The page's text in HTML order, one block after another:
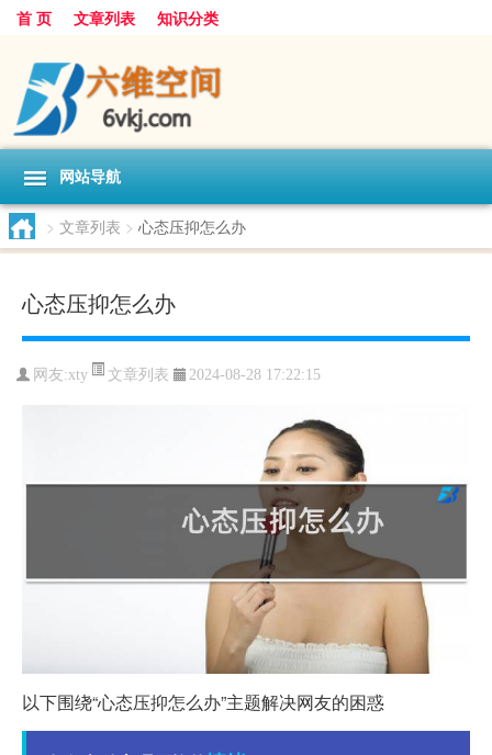
首 页 文章列表 知识分类
网站导航
> 文章列表 > 心态压抑怎么办
心态压抑怎么办
网友:xty 文章列表 2024-08-28 17:22:15
以下围绕“心态压抑怎么办”主题解决网友的困惑